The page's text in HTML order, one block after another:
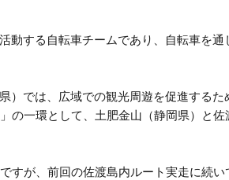
動する自転車チームであり、自転車を通
）では、広域での観光周遊を促進するた
の一環として、土肥金山（静岡県）と
すが、前回の佐渡島内ルート実走に続い